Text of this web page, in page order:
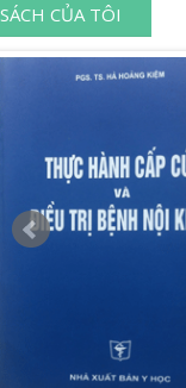
SÁCH CỦA TÔI